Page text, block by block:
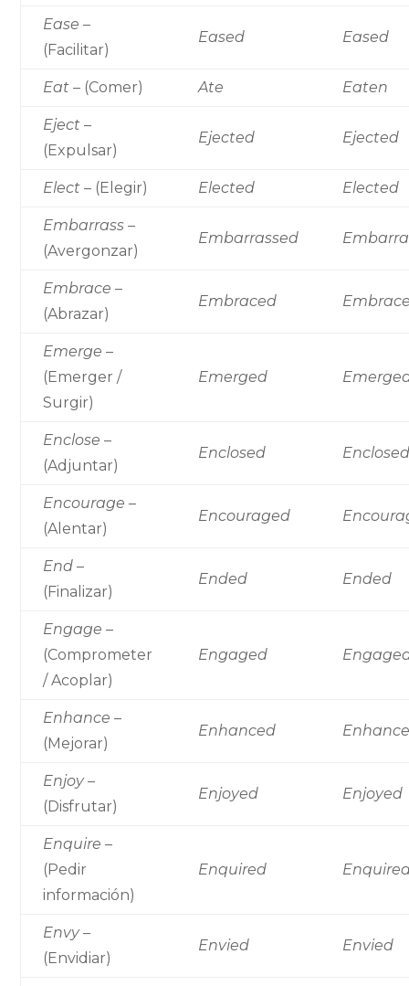
Ease –
(Facilitar)
Eased Eased
Eat – (Comer) Ate Eaten
Eject –
(Expulsar)
Ejected Ejected
Elect – (Elegir) Elected Elected
Embarrass –
(Avergonzar)
Embarrassed
Embrace –
(Abrazar)
Embraced
Emerge –
(Emerger /
Surgir)
Emerged
Enclose –
(Adjuntar)
Enclosed
Encourage –
(Alentar)
Encouraged
End –
(Finalizar)
Ended Ended
Engage –
(Comprometer
/ Acoplar)
Engaged
Enhance –
(Mejorar)
Enhanced
Enjoy–
(Disfrutar)
Enjoyed Enjoyed
Enquire –
(Pedir
información)
Enquired
Envy–
(Envidiar)
Envied Envied